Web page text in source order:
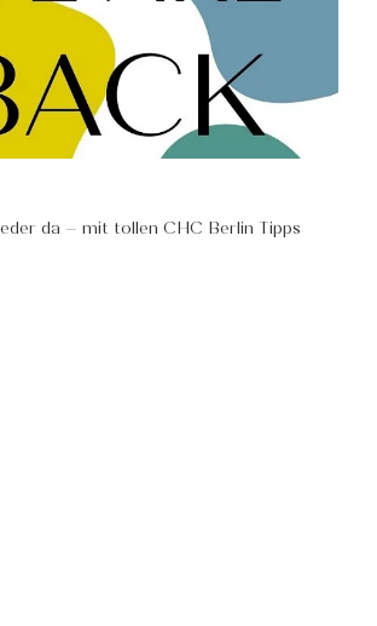
da – mit tollen CHC Berlin Tipps